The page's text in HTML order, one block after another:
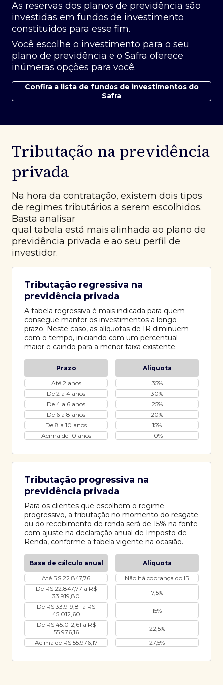
As reservas dos planos de previdência são
investidas em fundos de investimento
constituídos para esse fim.
Você escolhe o investimento para o seu
plano de previdência e o Safra oferece
inúmeras opções para você.
Confira a lista de fundos de investimentos do
Safra
Tributação na previdência
privada
Na hora da contratação, existem dois tipos
de regimes tributários a serem escolhidos.
Basta analisar
qual tabela está mais alinhada ao plano de
previdência privada e ao seu perfil de
investidor.
Tributação regressiva na
previdência privada
A tabela regressiva é mais indicada para quem
consegue manter os investimentos a longo
prazo. Neste caso, as alíquotas de IR diminuem
com o tempo, iniciando com um percentual
maior e caindo para a menor faixa existente.
Prazo
Aliquota
Até 2 anos
35%
De 2 a 4 anos
30%
De 4 a 6 anos
25%
De 6 a 8 anos
20%
De 8 a 10 anos
15%
Acima de 10 anos
10%
Tributação progressiva na
previdência privada
Para os clientes que escolhem o regime
progressivo, a tributação no momento do resgate
ou do recebimento de renda será de 15% na fonte
com ajuste na declaração anual de Imposto de
Renda, conforme a tabela vigente na ocasião.
Base de cálculo anual
Aliquota
Até R$ 22.847,76
Não há cobrança do IR
De R$ 22.847,77 a R$
33.919,80
7,5%
De R$ 33.919,81 a R$
45.012,60
15%
De R$ 45.012,61 a R$
55.976,16
22,5%
Acima de R$ 55.976,17
27,5%